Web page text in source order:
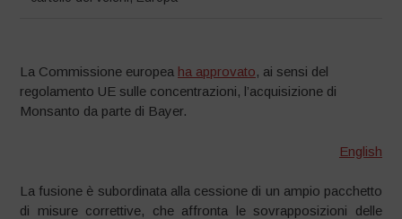
La Commissione europea ha approvato, ai sensi del
regolamento UE sulle concentrazioni, l’acquisizione di
Monsanto da parte di Bayer.
English
La fusione è subordinata alla cessione di un ampio pacchetto
di misure correttive, che affronta le sovrapposizioni delle